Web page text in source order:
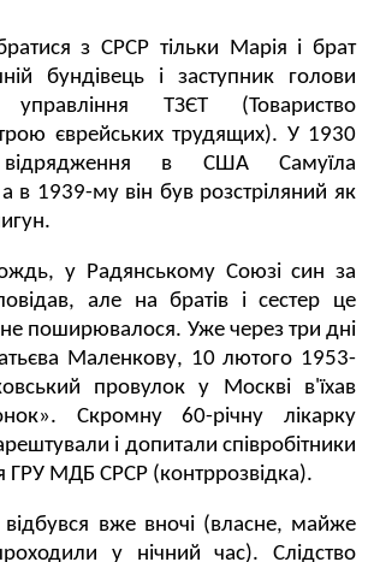
з СРСР тільки Марія і брат
бундівець і заступник голови
управління ТЗЄТ (Товариство
єврейських трудящих). У 1930
в США Самуїла
в 1939-му він був розстріляний як
у Радянському Союзі син за
але на братів і сестер це
поширювалося. Уже через три дні
Маленкову, 10 лютого 1953-
провулок у Москві в'їхав
Скромну 60-річну лікарку
і допитали співробітники
ГРУ МДБ СРСР (контррозвідка).
вже вночі (власне, майже
у нічний час). Слідство